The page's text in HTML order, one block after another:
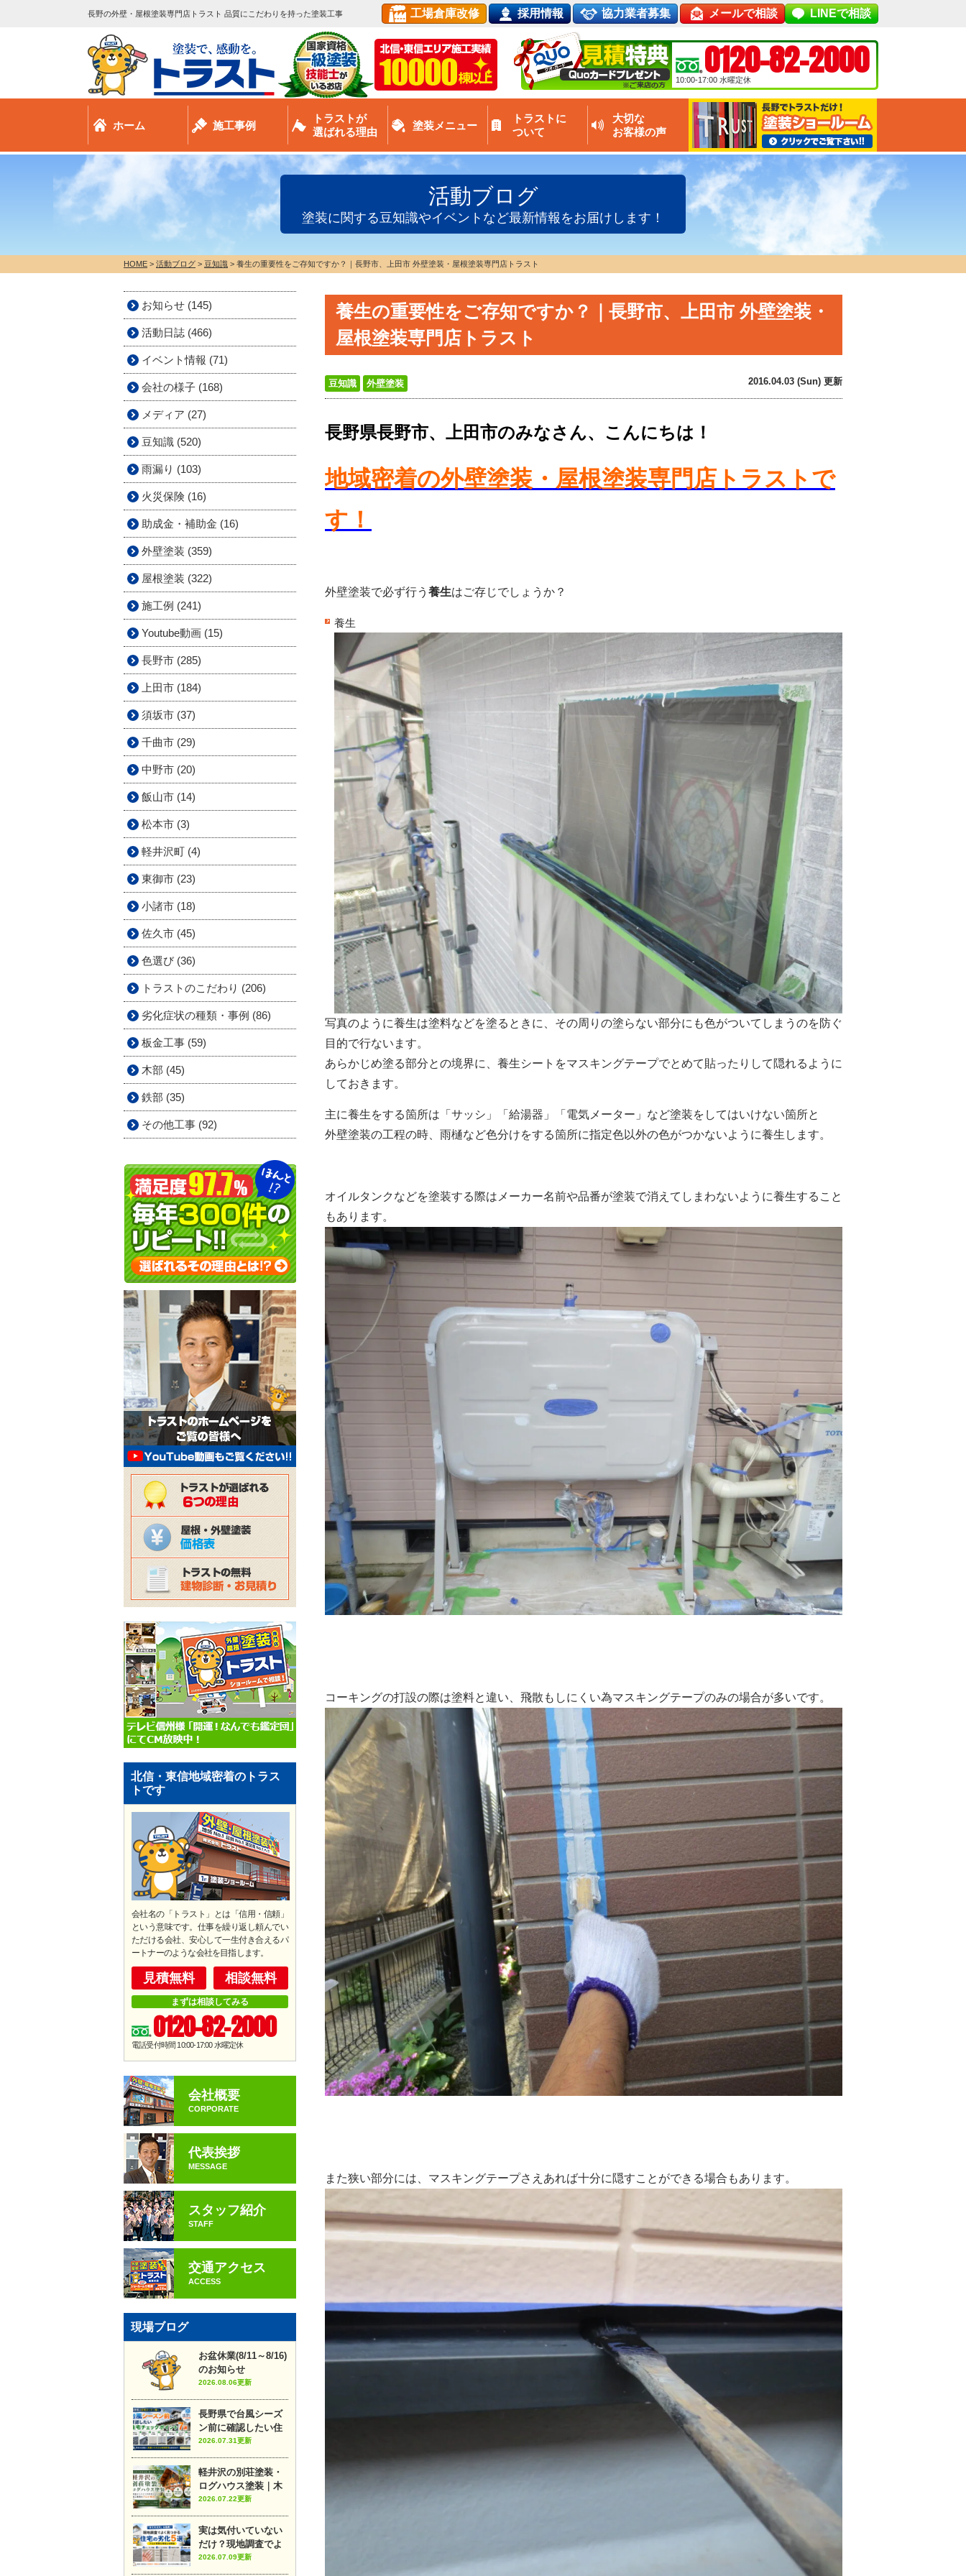
長野の外壁・屋根塗装専門店トラスト 品質にこだわりを持った塗装工事 工場倉庫改修 採用情報 協力業者募集 メールで相談 LINEで相談
0120-82-2000
10:00-17:00 水曜定休
ホーム 施工事例
トラストが
選ばれる理由
塗装メニュー
トラストに
ついて
大切な
お客様の声
活動ブログ
塗装に関する豆知識やイベントなど最新情報をお届けします！
HOME > 活動ブログ > 豆知識 > 養生の重要性をご存知ですか？｜長野市、上田市 外壁塗装・屋根塗装専門店トラスト
養生の重要性をご存知ですか？｜長野市、上田市 外壁塗装・
屋根塗装専門店トラスト
豆知識 外壁塗装 2016.04.03 (Sun) 更新
長野県長野市、上田市のみなさん、こんにちは！
地域密着の外壁塗装・屋根塗装専門店トラストで
す！
外壁塗装で必ず行う 養生はご存じでしょうか？
養生
写真のように養生は塗料などを塗るときに、その周りの塗らない部分にも色がついてしまうのを防ぐ
目的で行ないます。
あらかじめ塗る部分との境界に、養生シートをマスキングテープでとめて貼ったりして隠れるように
しておきます。
主に養生をする箇所は「サッシ」「給湯器」「電気メーター」など塗装をしてはいけない箇所と
外壁塗装の工程の時、雨樋など色分けをする箇所に指定色以外の色がつかないように養生します。
オイルタンクなどを塗装する際はメーカー名前や品番が塗装で消えてしまわないように養生すること
もあります。
コーキングの打設の際は塗料と違い、飛散もしにくい為マスキングテープのみの場合が多いです。
また狭い部分には、マスキングテープさえあれば十分に隠すことができる場合もあります。
お知らせ (145)
活動日誌 (466)
イベント情報 (71)
会社の様子 (168)
メディア (27)
豆知識 (520)
雨漏り (103)
火災保険 (16)
助成金・補助金 (16)
外壁塗装 (359)
屋根塗装 (322)
施工例 (241)
Youtube動画 (15)
長野市 (285)
上田市 (184)
須坂市 (37)
千曲市 (29)
中野市 (20)
飯山市 (14)
松本市 (3)
軽井沢町 (4)
東御市 (23)
小諸市 (18)
佐久市 (45)
色選び (36)
トラストのこだわり (206)
劣化症状の種類・事例 (86)
板金工事 (59)
木部 (45)
鉄部 (35)
その他工事 (92)
北信・東信地域密着のトラス
トです
会社名の「トラスト」とは「信用・信頼」
という意味です。仕事を繰り返し頼んでい
ただける会社、安心して一生付き合えるパ
ートナーのような会社を目指します。
見積無料 相談無料
まずは相談してみる
0120-82-2000
電話受付時間 10:00-17:00水曜定休
会社概要
CORPORATE
代表挨拶
MESSAGE
スタッフ紹介
STAFF
交通アクセス
ACCESS
現場ブログ
お盆休業(8/11～8/16)
のお知らせ
2026.08.06更新
長野県で台風シーズ
ン前に確認したい住
宅チェックポイント7
選
2026.07.31更新
軽井沢の別荘塗装・
ログハウス塗装｜木
部メンテナンスのポ
イントや施工事例を
プロが解説
2026.07.22更新
実は気付いていない
だけ？現地調査でよ
く見つかる住宅の劣
化5選
2026.07.09更新